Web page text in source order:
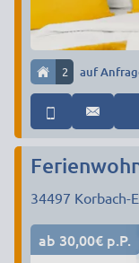
2 auf
34497 Korbach-
ab 30,00€ p.P.